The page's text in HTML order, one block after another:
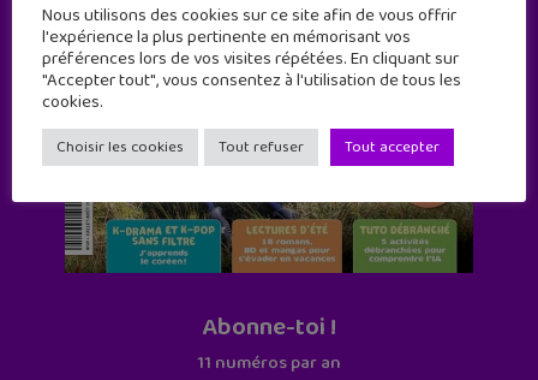
Abonne-toi !
11 numéros par an
Nous utilisons des cookies sur ce site afin de vous offrir
l'expérience la plus pertinente en mémorisant vos
préférences lors de vos visites répétées. En cliquant sur
"Accepter tout", vous consentez à l'utilisation de tous les
cookies.
Choisir les cookies Tout refuser Tout accepter